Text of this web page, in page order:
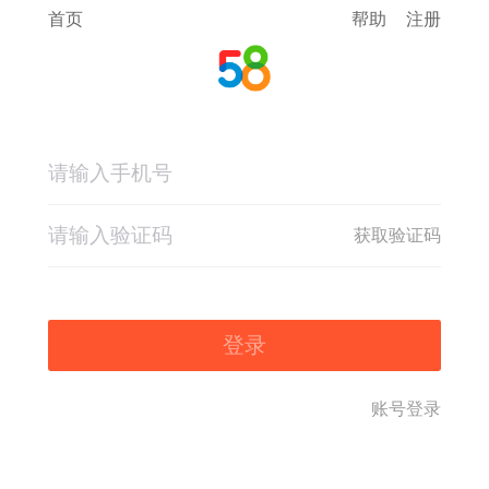
首页 帮助 注册
获取验证码
登录
账号登录